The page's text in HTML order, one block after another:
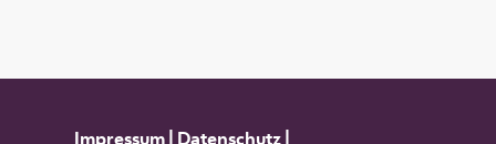
Impressum| Datenschutz|